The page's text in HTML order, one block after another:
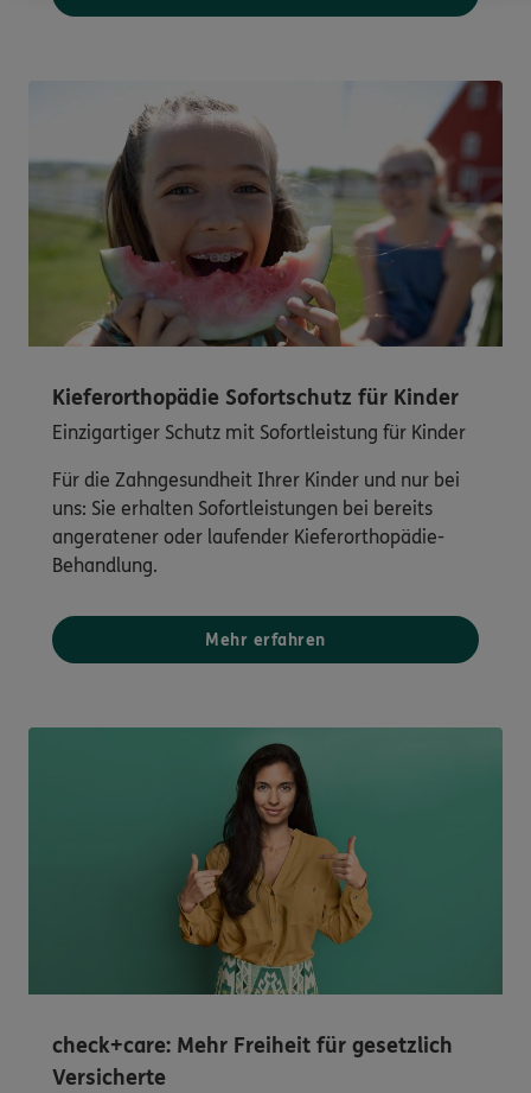
Kieferorthopädie Sofortschutz für Kinder
Einzigartiger Schutz mit Sofortleistung für Kinder
Für die Zahngesundheit Ihrer Kinder und nur bei
uns: Sie erhalten Sofortleistungen bei bereits
angeratener oder laufender Kieferorthopädie-
Behandlung.
Mehr erfahren
check+care: Mehr Freiheit für gesetzlich
Versicherte